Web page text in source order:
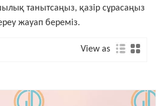
танытсаңыз, қазір сұрасаңыз
жауап береміз.
View as